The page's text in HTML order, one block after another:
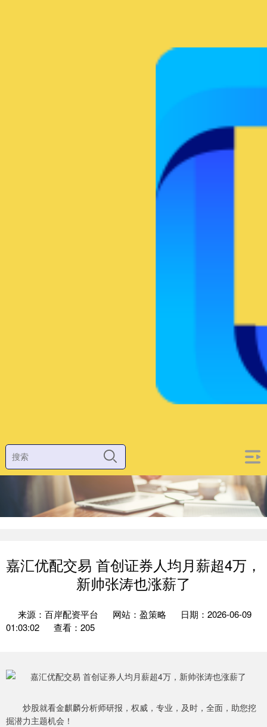
嘉汇优配交易 首创证券人均月薪超4万，
新帅张涛也涨薪了
来源：百岸配资平台 网站：盈策略
日期：2026-06-09
01:03:02
查看：205
炒股就看金麒麟分析师研报，权威，专业，及时，全面，助您挖
掘潜力主题机会！